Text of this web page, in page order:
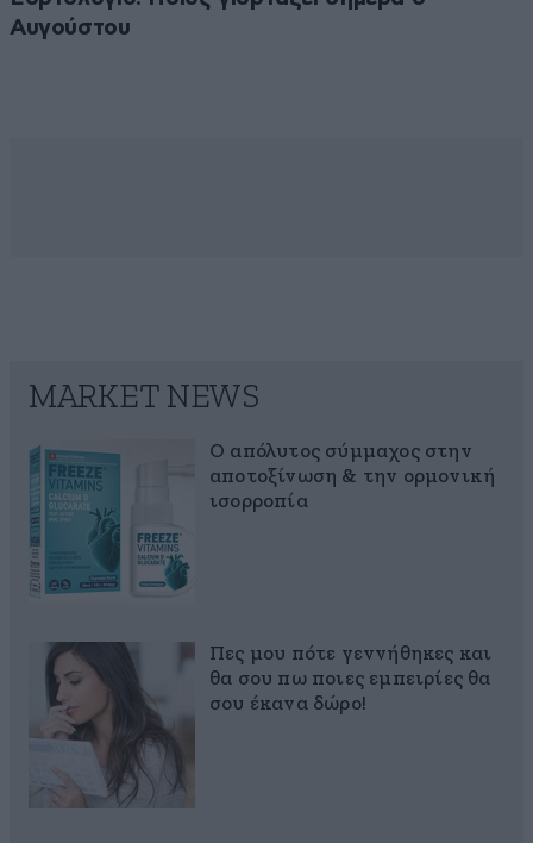
Αυγούστου
MARKET NEWS
Ο απόλυτος σύμμαχος στην
αποτοξίνωση & την ορμονική
ισορροπία
Πες μου πότε γεννήθηκες και
θα σου πω ποιες εμπειρίες θα
σου έκανα δώρο!